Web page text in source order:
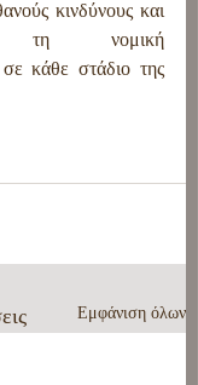
κινδύνους και
τη νομική
κάθε στάδιο της
Εμφάνιση όλων